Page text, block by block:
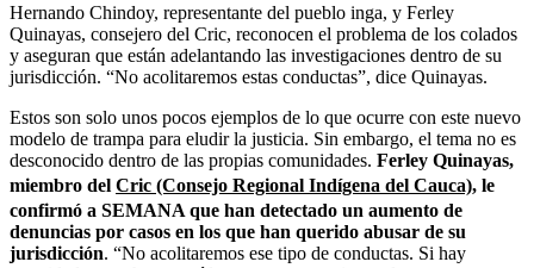
Hernando Chindoy, representante del pueblo inga, y Ferley
Quinayas, consejero del Cric, reconocen el problema de los colados
y aseguran que están adelantando las investigaciones dentro de su
jurisdicción. “No acolitaremos estas conductas”, dice Quinayas.
Estos son solo unos pocos ejemplos de lo que ocurre con este nuevo
modelo de trampa para eludir la justicia. Sin embargo, el tema no es
desconocido dentro de las propias comunidades. Ferley Quinayas,
miembro del Cric (Consejo Regional Indígena del Cauca), le
confirmó a SEMANA que han detectado un aumento de
denuncias por casos en los que han querido abusar de su
jurisdicción. “No acolitaremos ese tipo de conductas. Si hay